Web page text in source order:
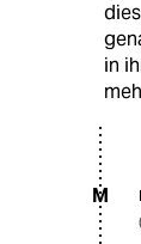
in
M